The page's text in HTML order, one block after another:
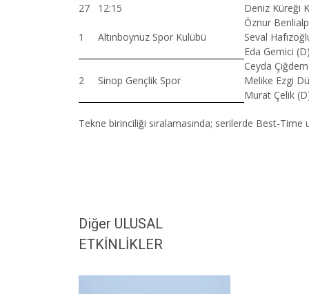
27 12:15 Deniz Küreği
1 Altınboynuz Spor Kulübü
Öznur
Seval
Eda Gemici
2 Sinop Gençlik Spor
Ceyda
Melike Ezgi
Murat Çelik
Tekne birinciliği sıralamasında; serilerde Best-Time
Diğer ULUSAL
ETKİNLİKLER